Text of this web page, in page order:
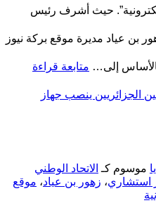
حيث أشرف رئيس
بن عياد مديرة موقع بركة نيوز
إلى… متابعة قراءة
الجزائريين ينصب جهاز
موسوم كـ الاتحاد الوطني
استشاري، زهور بن عياد، موقع